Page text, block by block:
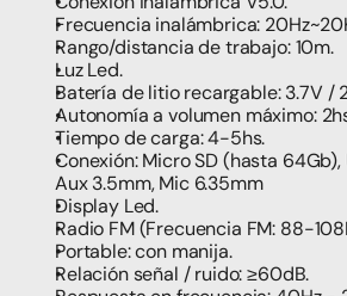
Frecuencia inalámbrica:
Rango/distancia de trabajo: 10m.
Luz Led.
Batería de litio recargable: 3.7V /
Autonomía a volumen máximo:
Tiempo de carga: 4-5hs.
Conexión: Micro SD (hasta
Aux 3.5mm, Mic 6.35mm
Display Led.
Radio FM (Frecuencia FM: 88-
Portable: con manija.
Relación señal / ruido: ≥60dB.